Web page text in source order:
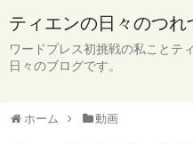
ティエンの日々のつれ
ワードプレス初挑戦の私ことテ
日々のブログです。
ホーム 動画